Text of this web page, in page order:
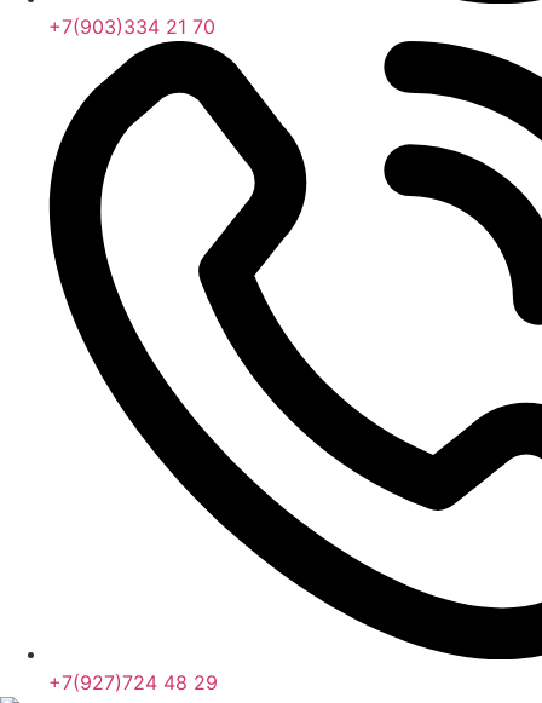
+7(903)334 21 70
+7(927)724 48 29